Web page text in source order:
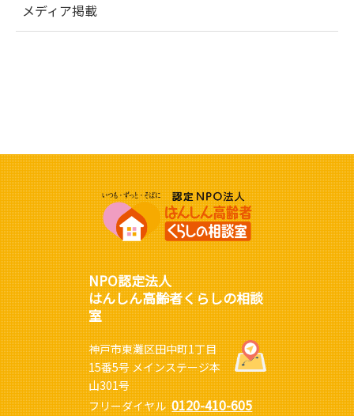
メディア掲載
NPO認定法人
はんしん高齢者くらしの相談
室
神戸市東灘区田中町1丁目
15番5号 メインステージ本
山301号
フリーダイヤル 0120-410-605